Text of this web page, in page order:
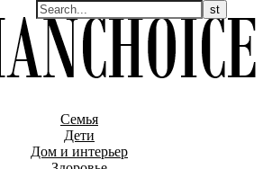
Семья
Дети
Дом и интерьер